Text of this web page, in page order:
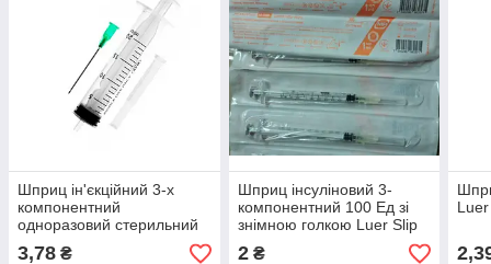
Шприц ін'єкційний 3-х
компонентний
одноразовий стерильний
"ALEXPHARM" 20 мл Luer
Slip з голкою, 21G (0,8x40
3,78 ₴
Шприц інсуліновий 3-
компонентний 100 Ед зі
знімною голкою Luer Slip
2₴